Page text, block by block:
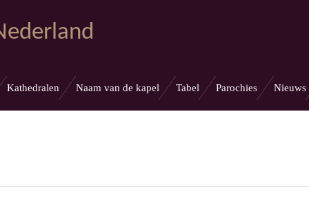
Kathedralen Naam van de kapel Tabel Parochies Nieuws